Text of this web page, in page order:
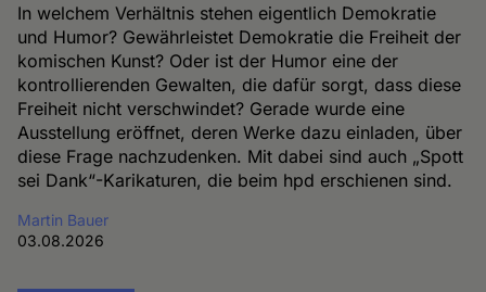
In welchem Verhältnis stehen eigentlich Demokratie
und Humor? Gewährleistet Demokratie die Freiheit der
komischen Kunst? Oder ist der Humor eine der
kontrollierenden Gewalten, die dafür sorgt, dass diese
Freiheit nicht verschwindet? Gerade wurde eine
Ausstellung eröffnet, deren Werke dazu einladen, über
diese Frage nachzudenken. Mit dabei sind auch „Spott
sei Dank“-Karikaturen, die beim hpd erschienen sind.
Martin Bauer
03.08.2026